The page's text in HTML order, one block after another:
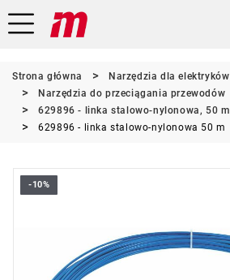
Strona główna
Narzędzia dla elektryków
Narzędzia do przeciągania przewodów
629896 - linka stalowo-nylonowa, 50 m
629896 - linka stalowo-nylonowa 50 m
-10%